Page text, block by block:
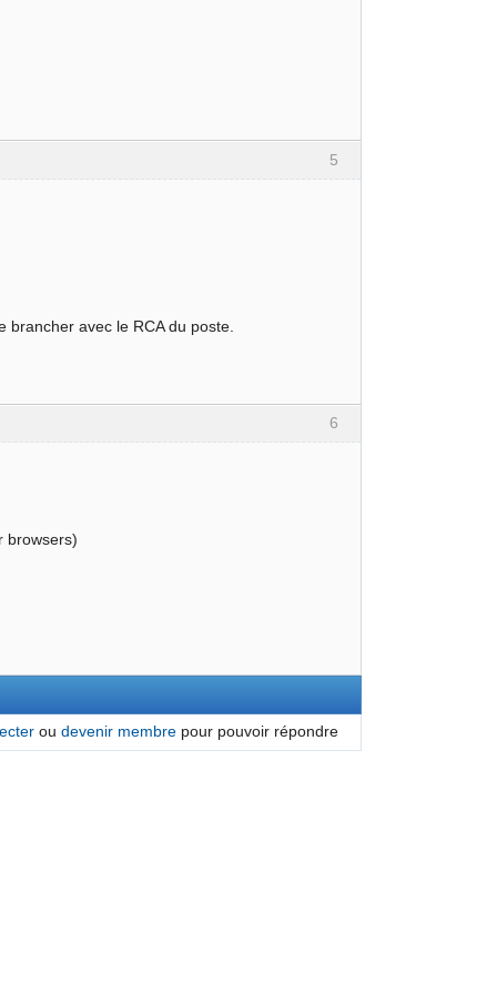
5
brancher avec le RCA du poste.
6
browsers)
ou devenir membrepour pouvoir répondre